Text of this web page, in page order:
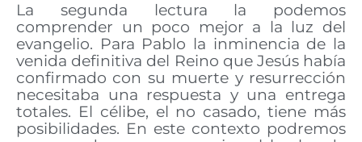
La segunda lectura la podemos
comprender un poco mejor a la luz del
evangelio. Para Pablo la inminencia de la
venida definitiva del Reino que Jesús había
confirmado con su muerte y resurrección
necesitaba una respuesta y una entrega
totales. El célibe, el no casado, tiene más
posibilidades. En este contexto podremos